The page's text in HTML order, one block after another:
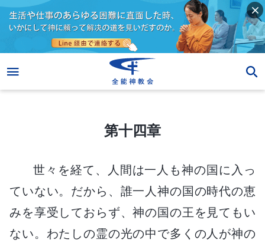
第十四章
世々を経て、人間は一人も神の国に入っ
ていない。だから、誰一人神の国の時代の恵
みを享受しておらず、神の国の王を見てもい
ない。わたしの霊の光の中で多くの人が神の